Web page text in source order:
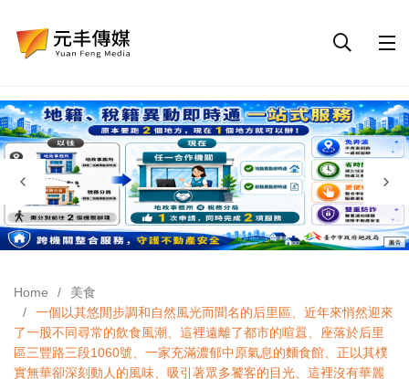
Home
美食
一個以其悠閒步調和自然風光而聞名的后里區、近年來悄然迎來
了一股不同尋常的飲食風潮、這裡遠離了都市的喧囂、座落於后里
區三豐路三段1060號、一家充滿濃郁中原氣息的麵食館、正以其樸
實無華卻深刻動人的風味、吸引著眾多饕客的目光、這裡沒有華麗